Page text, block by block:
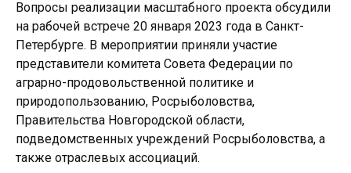
Вопросы реализации масштабного проекта обсудили
на рабочей встрече 20 января 2023 года в Санкт-
Петербурге. В мероприятии приняли участие
представители комитета Совета Федерации по
аграрно-продовольственной политике и
природопользованию, Росрыболовства,
Правительства Новгородской области,
подведомственных учреждений Росрыболовства, а
также отраслевых ассоциаций.